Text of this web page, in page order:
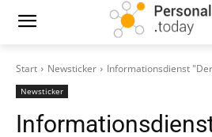
Start Newsticker Informationsdienst
Newsticker